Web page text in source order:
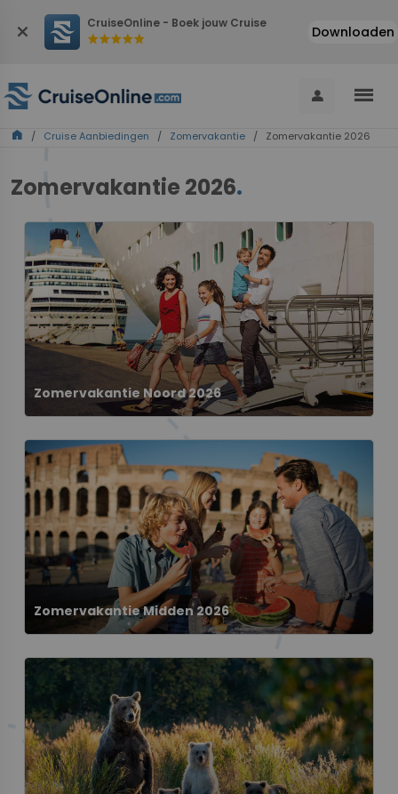
close CruiseOnline - Boek jouw Cruise
starstarstarstarstar Downloaden
person menu
home / Cruise Aanbiedingen / Zomervakantie / Zomervakantie 2026
Zomervakantie 2026.
Zomervakantie Noord 2026
Zomervakantie Midden 2026